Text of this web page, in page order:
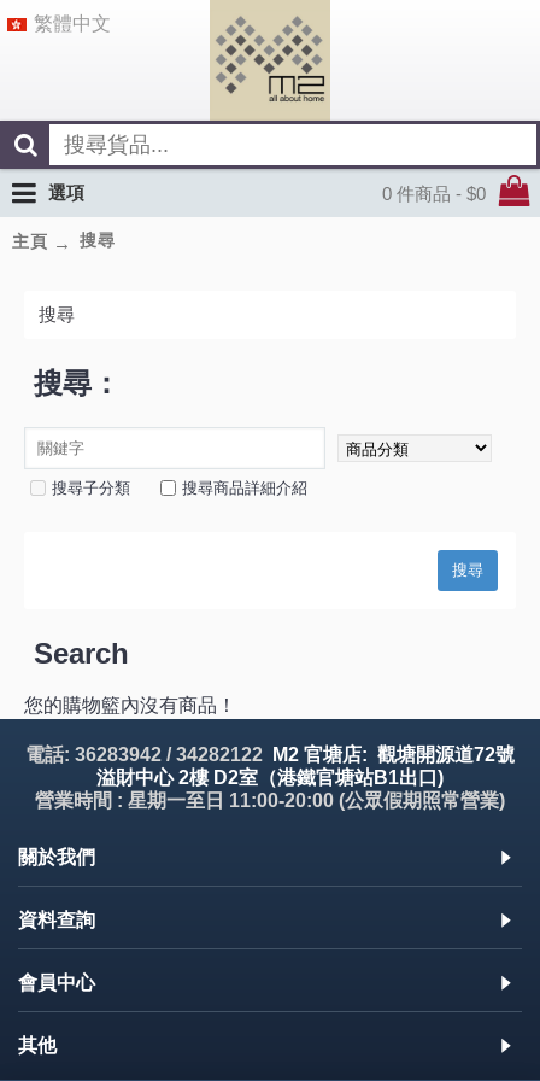
繁體中文
0 件商品 - $0
選項
主頁 搜尋
搜尋
搜尋：
搜尋子分類 搜尋商品詳細介紹
Search
您的購物籃內沒有商品！
電話: 36283942 / 34282122
M2 官塘店: 觀塘開源道72號
溢財中心 2樓 D2室（港鐵官塘站B1出口)
營業時間 : 星期一至日 11:00-20:00 (公眾假期照常營業)
關於我們
資料查詢
會員中心
其他